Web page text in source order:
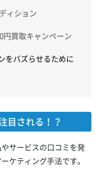
ィション
買取キャンペーン
をバズらせるために
目される！？
サービスの口コミを発
ケティング手法です。